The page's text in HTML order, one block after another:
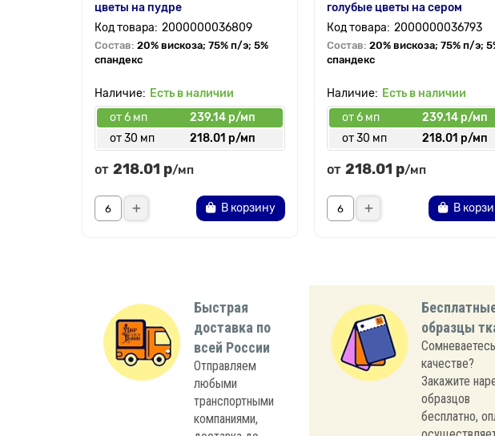
цветы на пудре
2000000036809
Состав: 20% вискоза; 75% п/э; 5%
спандекс
Есть в наличии
от 6 мп
239.14 р/мп
от 30 мп
218.01 р/мп
от 218.01 р/мп
В корзину
голубые цветы на сером
2000000036793
Состав: 20% вискоза; 75% п/э;
спандекс
Есть в наличии
от 6 мп
239.14 р/мп
от 30 мп
218.01 р/мп
от 218.01 р/мп
В
Быстрая
доставка по
всей России
Отправляем
любыми
транспортными
компаниями,
образцы
качестве?
Закажите
образцов
бесплатно,